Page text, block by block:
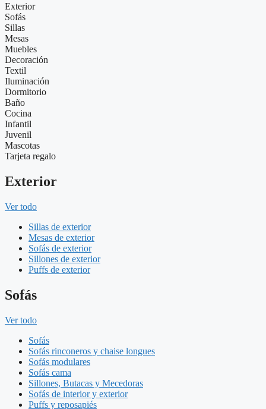
Exterior
Sofás
Sillas
Mesas
Muebles
Decoración
Textil
Iluminación
Dormitorio
Baño
Cocina
Infantil
Juvenil
Mascotas
Tarjeta regalo
Exterior
Ver todo
Sillas de exterior
Mesas de exterior
Sofás de exterior
Sillones de exterior
Puffs de exterior
Sofás
Ver todo
Sofás
Sofás rinconeros y chaise longues
Sofás modulares
Sofás cama
Sillones, Butacas y Mecedoras
Sofás de interior y exterior
Puffs y reposapiés